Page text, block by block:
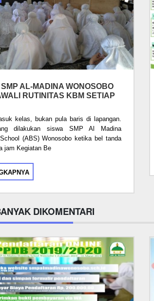
SMP AL-MADINA WONOSOBO
RUTINITAS KBM SETIAP
kelas, bukan pula baris di lapangan.
dilakukan siswa SMP Al Madina
(ABS) Wonosobo ketika bel tanda
jam Kegiatan Be
DIKOMENTARI